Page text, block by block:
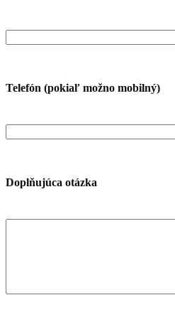
Telefón (pokiaľ možno mobilný)
Doplňujúca otázka